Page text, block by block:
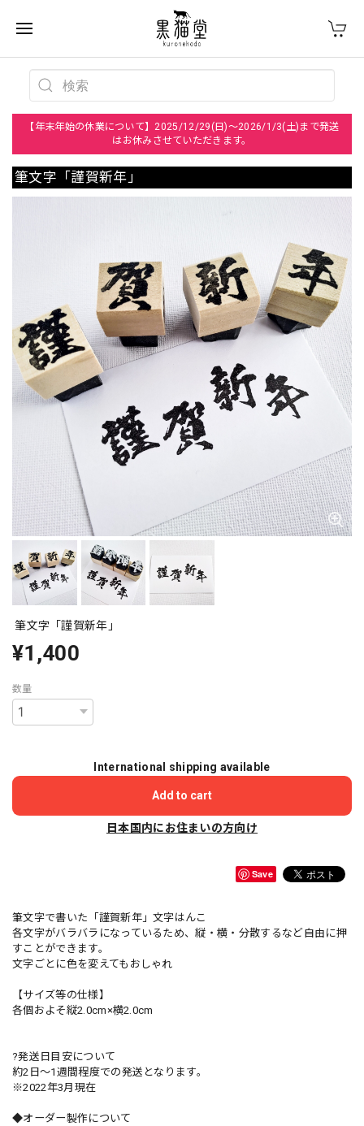
【年末年始の休業について】2025/12/29(日)～2026/1/3(土)まで発送
はお休みさせていただきます。
筆文字「謹賀新年」
筆文字「謹賀新年」
¥1,400
数量
International shipping available
Add to cart
日本国内にお住まいの方向け
Save
筆文字で書いた「謹賀新年」文字はんこ
各文字がバラバラになっているため、縦・横・分散するなど自由に押
すことができます。
文字ごとに色を変えてもおしゃれ
【サイズ等の仕様】
各個およそ縦2.0cm×横2.0cm
?発送日目安について
約2日〜1週間程度での発送となります。
※2022年3月現在
◆オーダー製作について